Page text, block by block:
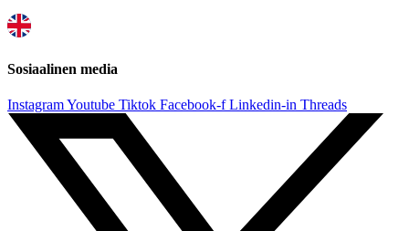
Sosiaalinen media
InstagramYoutube Tiktok Facebook-f Linkedin-in Threads